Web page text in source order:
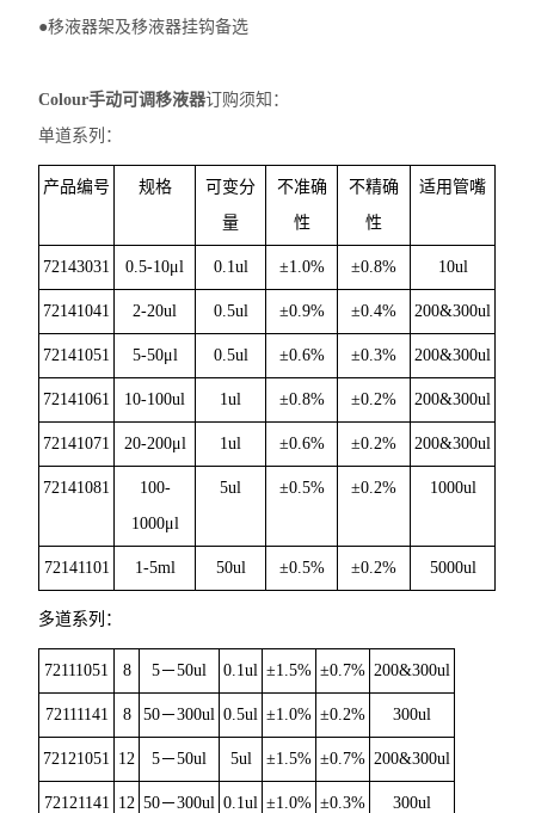
●移液器架及移液器挂钩备选
Colour手动可调移液器订购须知：
单道系列：
产品编号 规格
可变分
量
不准确
性
不精确
性
适用管嘴
72143031 0.5-10μl 0.1ul ±1.0% ±0.8% 10ul
72141041 2-20ul 0.5ul ±0.9% ±0.4% 200&300ul
72141051 5-50μl 0.5ul ±0.6% ±0.3% 200&300ul
72141061 10-100ul 1ul ±0.8% ±0.2% 200&300ul
72141071 20-200μl 1ul ±0.6% ±0.2% 200&300ul
72141081
100-
1000μl
5ul ±0.5% ±0.2% 1000ul
72141101 1-5ml 50ul ±0.5% ±0.2% 5000ul
多道系列：
72111051 8 5－50ul 0.1ul ±1.5% ±0.7% 200&300ul
72111141 8 50－300ul 0.5ul ±1.0% ±0.2% 300ul
72121051 12 5－50ul 5ul ±1.5% ±0.7% 200&300ul
72121141 12 50－300ul 0.1ul ±1.0% ±0.3% 300ul